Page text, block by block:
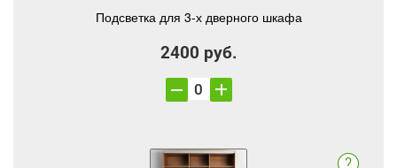
Подсветка для 3-х дверного шкафа
2400 руб.